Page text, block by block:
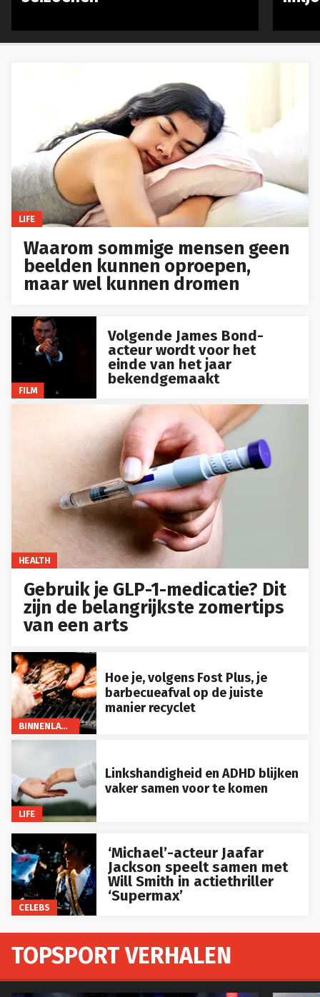
LIFE
Waarom sommige mensen geen
beelden kunnen oproepen,
maar wel kunnen dromen
FILM
Volgende James Bond-
acteur wordt voor het
einde van het jaar
bekendgemaakt
HEALTH
Gebruik je GLP-1-medicatie? Dit
zijn de belangrijkste zomertips
van een arts
BINNENLAND
Hoe je, volgens Fost Plus, je
barbecueafval op de juiste
manier recyclet
LIFE
Linkshandigheid en ADHD blijken
vaker samen voor te komen
CELEBS
Jackson speelt samen met
Will Smith in actiethriller
‘Supermax’
TOPSPORT VERHALEN